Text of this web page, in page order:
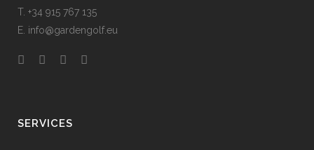
T. +34 915 767 135
E. info@gardengolf.eu
SERVICES